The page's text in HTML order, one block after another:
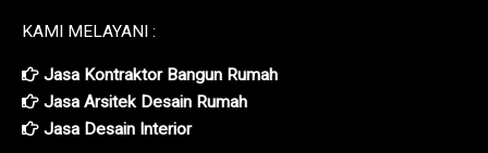
KAMI MELAYANI :
Jasa Kontraktor Bangun Rumah
Jasa Arsitek Desain Rumah
Jasa Desain Interior